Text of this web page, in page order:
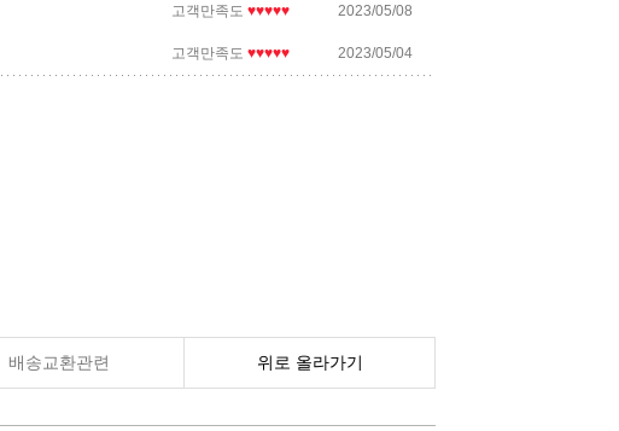
고객만족도 ♥♥♥♥♥ 2023/05/08
고객만족도 ♥♥♥♥♥ 2023/05/04
배송교환관련 위로 올라가기